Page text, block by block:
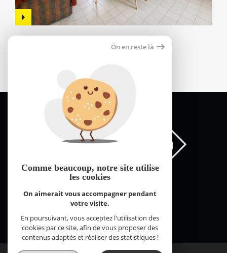
FNAIM Pyrénées Orientales © 2026 | Tous droits réservés |
Réalisé par
On en reste là
Comme beaucoup, notre site utilise
les cookies
On aimerait vous accompagner pendant
votre visite.
En poursuivant, vous acceptez l'utilisation des
cookies par ce site, afin de vous proposer des
contenus adaptés et réaliser des statistiques !